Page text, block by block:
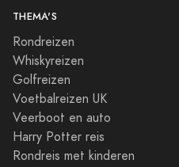
THEMA'S
Rondreizen
Whiskyreizen
Golfreizen
Voetbalreizen UK
Veerboot en auto
Harry Potter reis
Rondreis met kinderen